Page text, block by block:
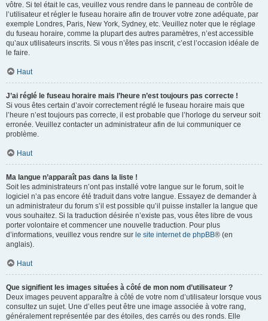
vôtre. Si tel était le cas, veuillez vous rendre dans le panneau de contrôle de
l’utilisateur et régler le fuseau horaire afin de trouver votre zone adéquate, par
exemple Londres, Paris, New York, Sydney, etc. Veuillez noter que le réglage
du fuseau horaire, comme la plupart des autres paramètres, n’est accessible
qu’aux utilisateurs inscrits. Si vous n’êtes pas inscrit, c’est l’occasion idéale de
le faire.
Haut
J’ai réglé le fuseau horaire mais l’heure n’est toujours pas correcte !
Si vous êtes certain d’avoir correctement réglé le fuseau horaire mais que
l’heure n’est toujours pas correcte, il est probable que l’horloge du serveur soit
erronée. Veuillez contacter un administrateur afin de lui communiquer ce
problème.
Haut
Ma langue n’apparaît pas dans la liste !
Soit les administrateurs n’ont pas installé votre langue sur le forum, soit le
logiciel n’a pas encore été traduit dans votre langue. Essayez de demander à
un administrateur du forum s’il est possible qu’il puisse installer la langue que
vous souhaitez. Si la traduction désirée n’existe pas, vous êtes libre de vous
porter volontaire et commencer une nouvelle traduction. Pour plus
d’informations, veuillez vous rendre sur le site internet de phpBB® (en
anglais).
Haut
Que signifient les images situées à côté de mon nom d’utilisateur ?
Deux images peuvent apparaître à côté de votre nom d’utilisateur lorsque vous
consultez un sujet. Une d’elles peut être une image associée à votre rang,
généralement représentée par des étoiles, des carrés ou des ronds. Elle